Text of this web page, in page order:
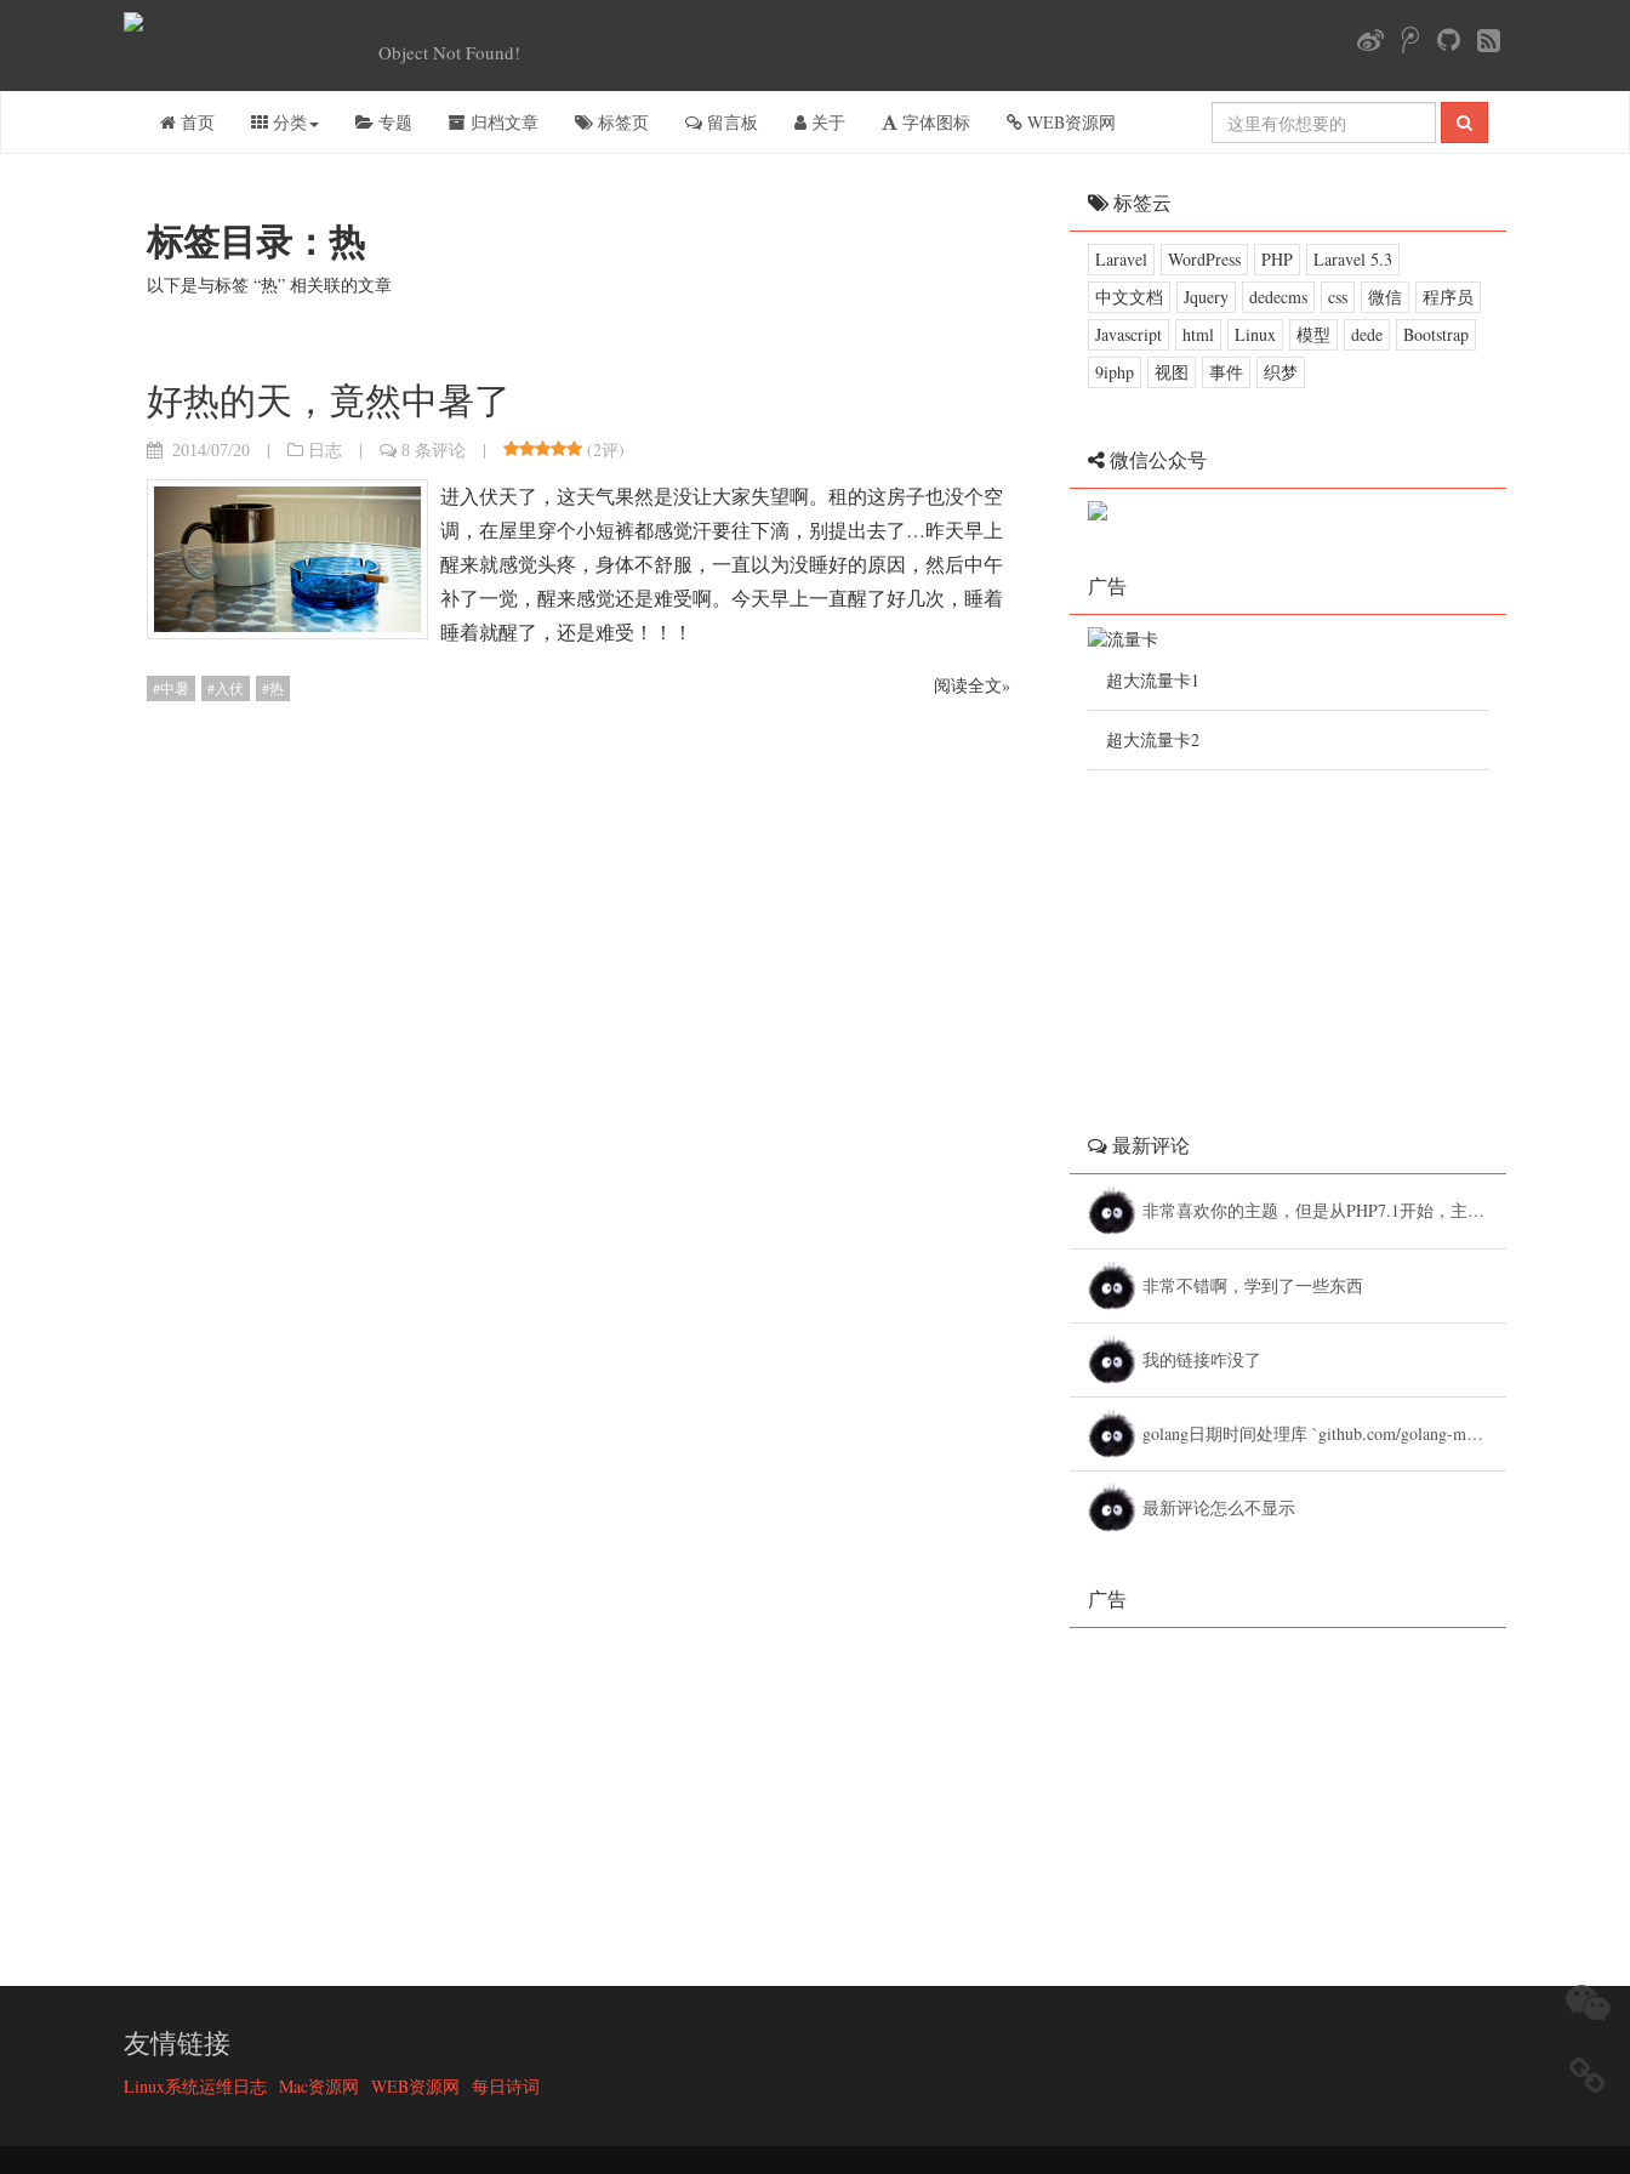
Object Not Found!
首页 分类 专题 归档文章 标签页 留言板 关于 字体图标 WEB资源网
标签目录：热
以下是与标签 “热” 相关联的文章
好热的天，竟然中暑了
2014/07/20 | 日志 | 8 条评论 | (2评)
进入伏天了，这天气果然是没让大家失望啊。租的这房子也没个空
调，在屋里穿个小短裤都感觉汗要往下滴，别提出去了…昨天早上
醒来就感觉头疼，身体不舒服，一直以为没睡好的原因，然后中午
补了一觉，醒来感觉还是难受啊。今天早上一直醒了好几次，睡着
睡着就醒了，还是难受！！！
中暑 入伏 热 阅读全文»
标签云
Laravel WordPress PHP
Laravel 5.3
中文文档
Jquery dedecms css 微信
程序员
Javascript
html Linux 模型 dede
Bootstrap
9iphp
视图 事件 织梦
微信公众号
广告
超大流量卡1
超大流量卡2
最新评论
非常喜欢你的主题，但是从PHP7.1开始，主题设置中的列表广告和文章底部广告无法...
非常不错啊，学到了一些东西
我的链接咋没了
golang日期时间处理库 `github.com/golang-module/...
最新评论怎么不显示
广告
友情链接
Linux系统运维日志 Mac资源网 WEB资源网 每日诗词